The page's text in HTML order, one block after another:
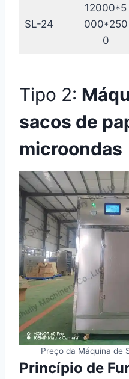
SL-24
12000*5
000*250
0
Tipo 2:
sacos de
microondas
Preço da Máquina de
Princípio de